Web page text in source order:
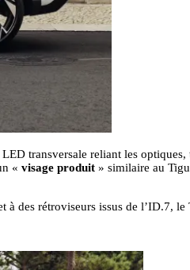
transversale reliant les
« visage produit » similaire au
des rétroviseurs issus de l’ID.7,